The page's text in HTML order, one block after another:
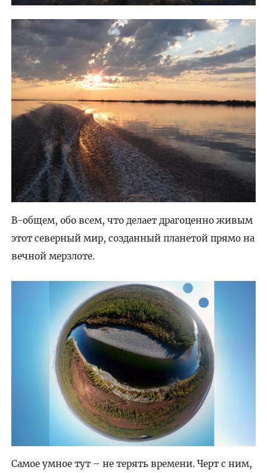
В-общем, обо всем, что делает драгоценно живым
этот северный мир, созданный планетой прямо на
вечной мерзлоте.
Самое умное тут – не терять времени. Черт с ним,